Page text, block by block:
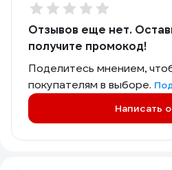
Отзывов еще нет.
получите промокод!
Поделитесь мнением,
покупателям в выборе.
Написать